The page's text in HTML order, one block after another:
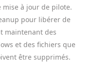
à jour de pilote.
pour libérer de
maintenant des
et des fichiers que
être supprimés.